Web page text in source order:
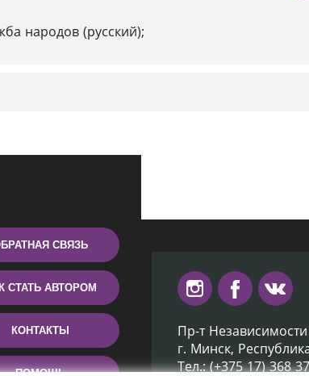
народов (русский);
СВЯЗЬ
СТАТЬ АВТОРОМ
КОНТАКТЫ
ПОМОЩЬ
Пр-т
г. Минск,
Тел.: (+375 17) 368